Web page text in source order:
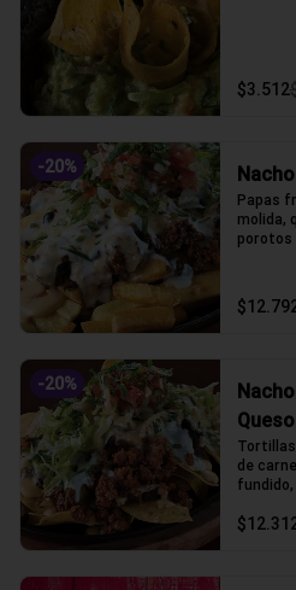
$3.512
-20%
Papas
molida,
porotos
-20%
de